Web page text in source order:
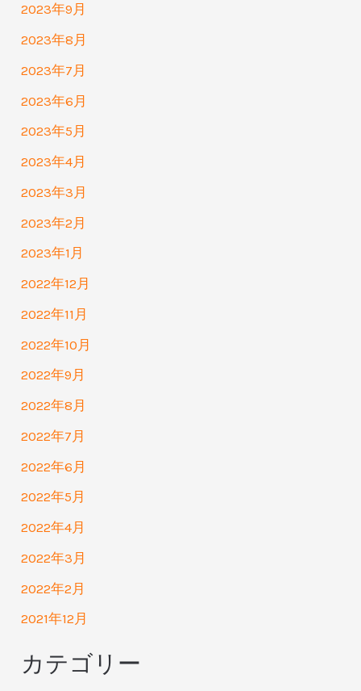
2023年9月
2023年8月
2023年7月
2023年6月
2023年5月
2023年4月
2023年3月
2023年2月
2023年1月
2022年12月
2022年11月
2022年10月
2022年9月
2022年8月
2022年7月
2022年6月
2022年5月
2022年4月
2022年3月
2022年2月
2021年12月
カテゴリー